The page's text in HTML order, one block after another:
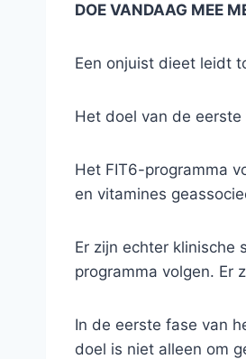
DOE VANDAAG MEE
Een onjuist dieet leidt
Het doel van de
Het FIT6-programma
en vitamines
Er zijn echter klinische
programma volgen. Er
In de eerste fase van
doel is niet alleen om